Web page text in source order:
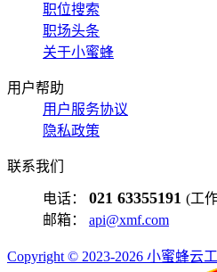
职位搜索
职场头条
关于小蜜蜂
用户帮助
用户服务协议
隐私政策
联系我们
电话： 021 63355191 (工
邮箱： api@xmf.com
Copyright © 2023-2026 小蜜蜂云